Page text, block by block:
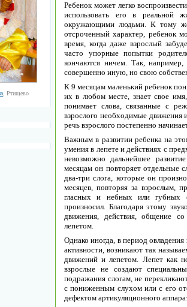
, Ртищево
Ребенок может легко
использовать его в реальной
окружающими людьми. К тому же
отсроченный характер, ребенок
время, когда даже взрослый
часто упорные попытки
кончаются ничем. Так,
совершенно иную, но свою
К 9 месяцам маленький ребенок
их в любом месте, знает свое
понимает слова, связанные с
взрослого необходимые движения
речь взрослого постепенно
Важным в развитии ребенка на
умения в лепете и действиях с
невозможно дальнейшее
месяцам он повторяет отдельные
два-три слога, которые он
месяцев, повторяя за взрослым,
гласных и небных или губных
произносил. Благодаря этому
движения, действия, общение
лепетом.
Однако иногда, в период
активности, возникают так
движений и лепетом. Лепет как
взрослые не создают
подражания слогам, не
с пониженным слухом или с его
дефектом артикуляционного